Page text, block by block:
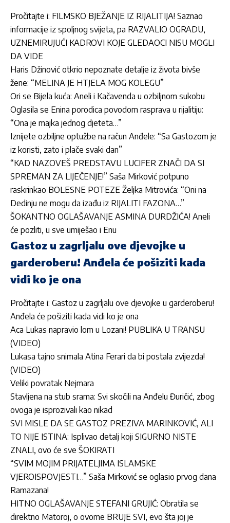
Pročitajte i: FILMSKO BJEŽANJE IZ RIJALITIJA! Saznao
informacije iz spoljnog svijeta, pa RAZVALIO OGRADU,
UZNEMIRUJUĆI KADROVI KOJE GLEDAOCI NISU MOGLI
DA VIDE
Haris Džinović otkrio nepoznate detalje iz života bivše
žene: “MELINA JE HTJELA MOG KOLEGU”
Ori se Bijela kuća: Aneli i Kačavenda u ozbiljnom sukobu
Oglasila se Enina porodica povodom rasprava u rijalitiju:
“Ona je majka jednog djeteta…”
Iznijete ozbiljne optužbe na račun Anđele: “Sa Gastozom je
iz koristi, zato i plače svaki dan”
“KAD NAZOVEŠ PREDSTAVU LUCIFER ZNAČI DA SI
SPREMAN ZA LIJEČENJE!” Saša Mirković potpuno
raskrinkao BOLESNE POTEZE Željka Mitrovića: “Oni na
Dedinju ne mogu da izađu iz RIJALITI FAZONA…”
ŠOKANTNO OGLAŠAVANJE ASMINA DURDŽIĆA! Aneli
će pozliti, u sve umiješao i Enu
Gastoz u zagrljalu ove djevojke u
garderoberu! Anđela će pošiziti kada
vidi ko je ona
Pročitajte i: Gastoz u zagrljalu ove djevojke u garderoberu!
Anđela će pošiziti kada vidi ko je ona
Aca Lukas napravio lom u Lozani! PUBLIKA U TRANSU
(VIDEO)
Lukasa tajno snimala Atina Ferari da bi postala zvijezda!
(VIDEO)
Veliki povratak Nejmara
Stavljena na stub srama: Svi skočili na Anđelu Đuričić, zbog
ovoga je isprozivali kao nikad
SVI MISLE DA SE GASTOZ PREZIVA MARINKOVIĆ, ALI
TO NIJE ISTINA: Isplivao detalj koji SIGURNO NISTE
ZNALI, ovo će sve ŠOKIRATI
“SVIM MOJIM PRIJATELJIMA ISLAMSKE
VJEROISPOVJESTI…” Saša Mirković se oglasio prvog dana
Ramazana!
HITNO OGLAŠAVANJE STEFANI GRUJIĆ: Obratila se
direktno Matoroj, o ovome BRUJE SVI, evo šta joj je